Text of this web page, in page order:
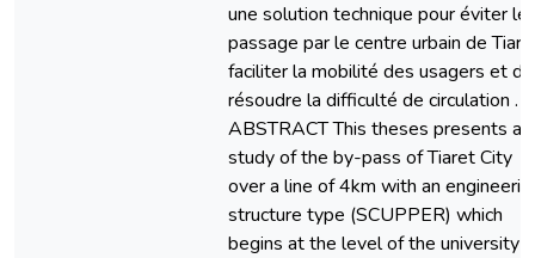
une solution technique pour éviter le
passage par le centre urbain de
faciliter la mobilité des usagers et de
résoudre la difficulté de circulation .
ABSTRACT This theses presents a
study of the by-pass of Tiaret City
over a line of 4km with an
structure type (SCUPPER) which
begins at the level of the university